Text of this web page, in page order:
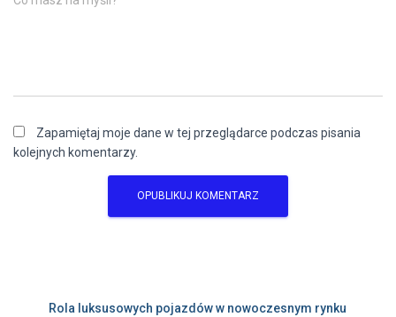
Zapamiętaj moje dane w tej przeglądarce podczas pisania
kolejnych komentarzy.
Rola luksusowych pojazdów w nowoczesnym rynku